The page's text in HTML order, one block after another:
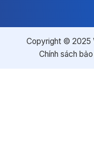
Copyright © 2025
Chính sách